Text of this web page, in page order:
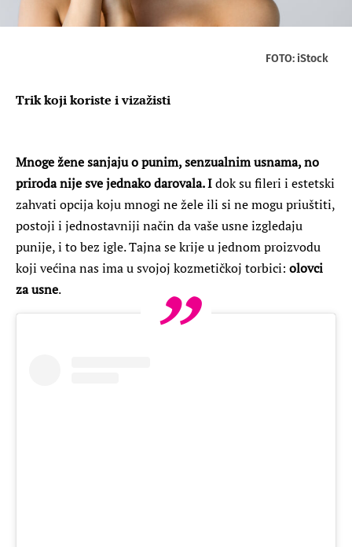
FOTO: iStock
Trik koji koriste i vizažisti
Mnoge žene sanjaju o punim, senzualnim usnama, no
priroda nije sve jednako darovala. Idok su fileri i estetski
zahvati opcija koju mnogi ne žele ili si ne mogu priuštiti,
postoji i jednostavniji način da vaše usne izgledaju
punije, i to bez igle. Tajna se krije u jednom proizvodu
koji većina nas ima u svojoj kozmetičkoj torbici: olovci
za usne.